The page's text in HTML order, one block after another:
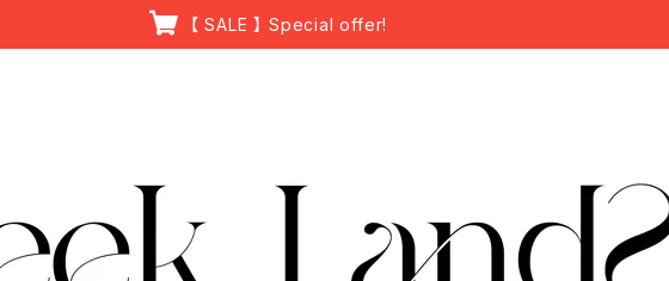
【 SALE 】 Special offer!